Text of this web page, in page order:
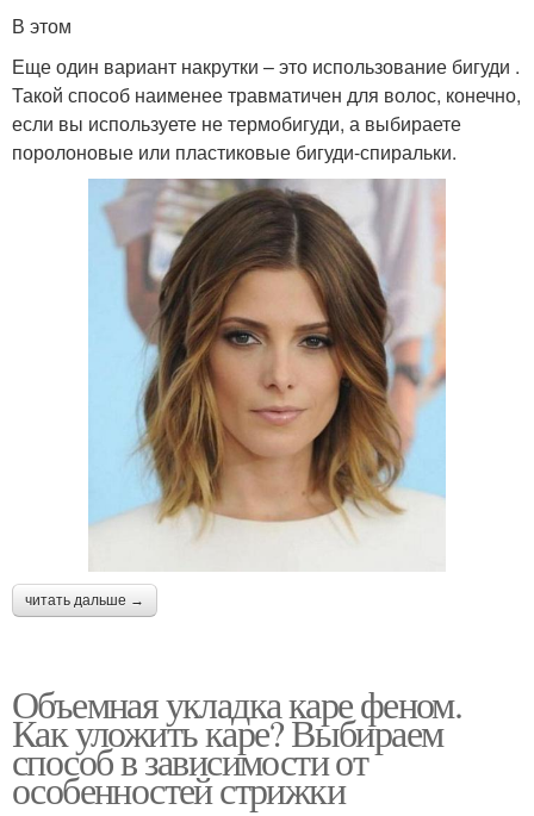
В этом
Еще один вариант накрутки – это использование бигуди .
Такой способ наименее травматичен для волос, конечно,
если вы используете не термобигуди, а выбираете
поролоновые или пластиковые бигуди-спиральки.
читать дальше →
Объемная укладка каре феном.
Как уложить каре? Выбираем
способ в зависимости от
особенностей стрижки